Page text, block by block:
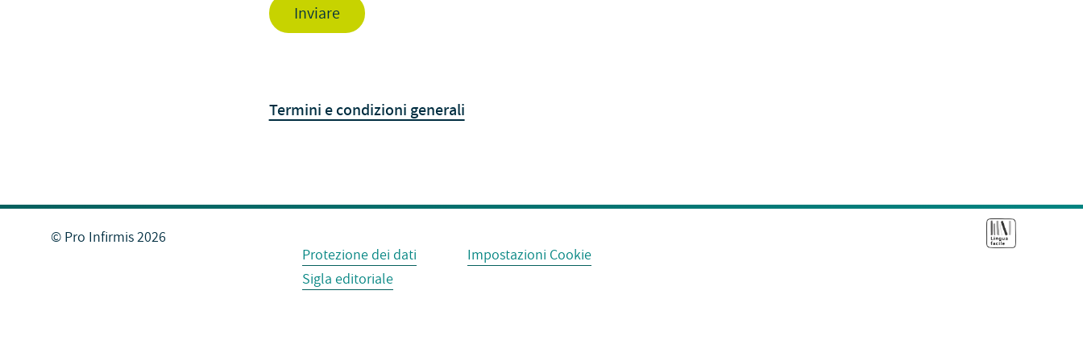
Inviare
Termini e condizioni generali
© Pro Infirmis 2026
Protezione dei dati
Impostazioni Cookie
Sigla editoriale